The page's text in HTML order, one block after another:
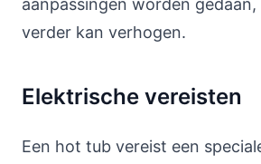
aanpassingen worden
verder kan verhogen.
Elektrische vereisten
Een hot tub vereist een